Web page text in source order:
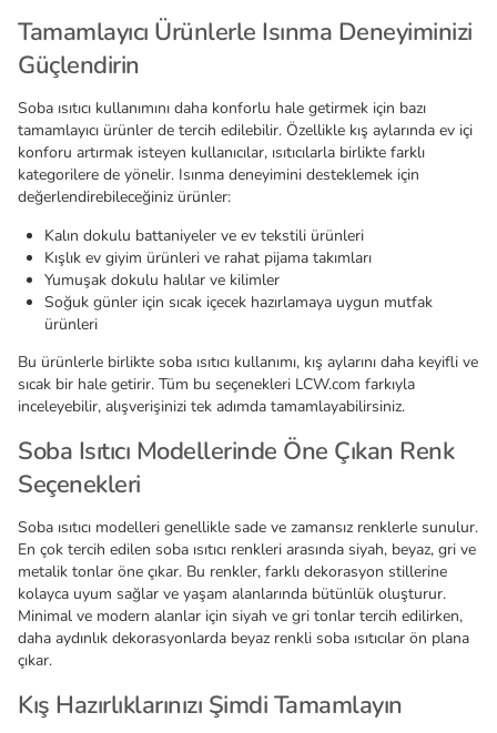
Tamamlayıcı Ürünlerle Isınma Deneyiminizi
Güçlendirin
Soba ısıtıcı kullanımını daha konforlu hale getirmek için bazı
tamamlayıcı ürünler de tercih edilebilir. Özellikle kış aylarında ev içi
konforu artırmak isteyen kullanıcılar, ısıtıcılarla birlikte farklı
kategorilere de yönelir. Isınma deneyimini desteklemek için
değerlendirebileceğiniz ürünler:
Kalın dokulu battaniyeler ve ev tekstili ürünleri
Kışlık ev giyim ürünleri ve rahat pijama takımları
Yumuşak dokulu halılar ve kilimler
Soğuk günler için sıcak içecek hazırlamaya uygun mutfak
ürünleri
Bu ürünlerle birlikte soba ısıtıcı kullanımı, kış aylarını daha keyifli ve
sıcak bir hale getirir. Tüm bu seçenekleri LCW.com farkıyla
inceleyebilir, alışverişinizi tek adımda tamamlayabilirsiniz.
Soba Isıtıcı Modellerinde Öne Çıkan Renk
Seçenekleri
Soba ısıtıcı modelleri genellikle sade ve zamansız renklerle sunulur.
En çok tercih edilen soba ısıtıcı renkleri arasında siyah, beyaz, gri ve
metalik tonlar öne çıkar. Bu renkler, farklı dekorasyon stillerine
kolayca uyum sağlar ve yaşam alanlarında bütünlük oluşturur.
Minimal ve modern alanlar için siyah ve gri tonlar tercih edilirken,
daha aydınlık dekorasyonlarda beyaz renkli soba ısıtıcılar ön plana
çıkar.
Kış Hazırlıklarınızı Şimdi Tamamlayın